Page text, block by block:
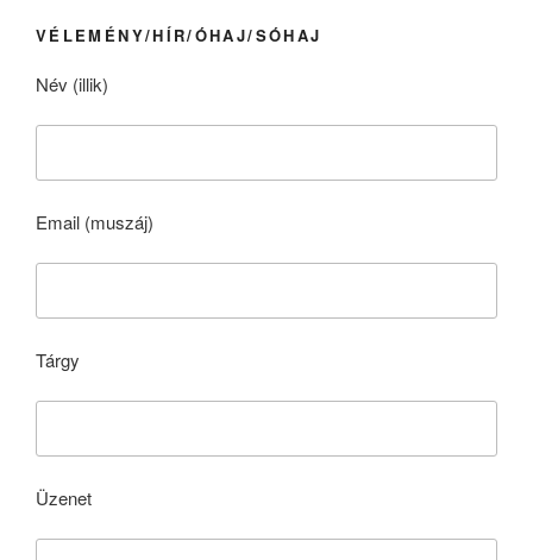
VÉLEMÉNY/HÍR/ÓHAJ/SÓHAJ
Név (illik)
Email (muszáj)
Tárgy
Üzenet